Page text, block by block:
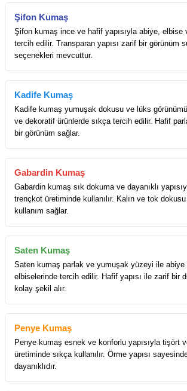
Şifon Kumaş
Şifon kumaş ince ve hafif yapısıyla abiye, elbise
tercih edilir. Transparan yapısı zarif bir görünüm
seçenekleri mevcuttur.
Kadife Kumaş
Kadife kumaş yumuşak dokusu ve lüks
ve dekoratif ürünlerde sıkça tercih edilir. Hafif
bir görünüm sağlar.
Gabardin Kumaş
Gabardin kumaş sık dokuma ve dayanıklı
trençkot üretiminde kullanılır. Kalın ve tok
kullanım sağlar.
Saten Kumaş
Saten kumaş parlak ve yumuşak yüzeyi ile abiye
elbiselerinde tercih edilir. Hafif yapısı ile zarif bir
kolay şekil alır.
Penye Kumaş
Penye kumaş esnek ve konforlu yapısıyla tişört
üretiminde sıkça kullanılır. Örme yapısı
dayanıklıdır.